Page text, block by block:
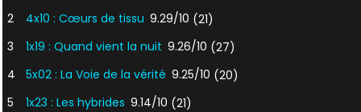
2
4x10 : Cœurs de tissu 9.29/10 (21)
3
1x19 : Quand vient la nuit 9.26/10 (27)
4
5x02 : La Voie de la vérité 9.25/10 (20)
5
1x23 : Les hybrides 9.14/10 (21)